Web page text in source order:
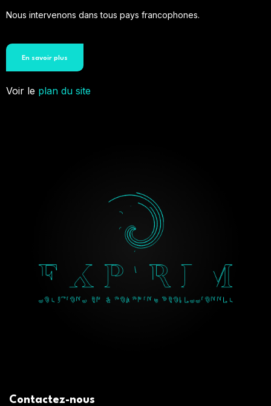
Nous intervenons dans tous pays francophones.
En savoir plus
Voir le plan du site
Contactez-nous